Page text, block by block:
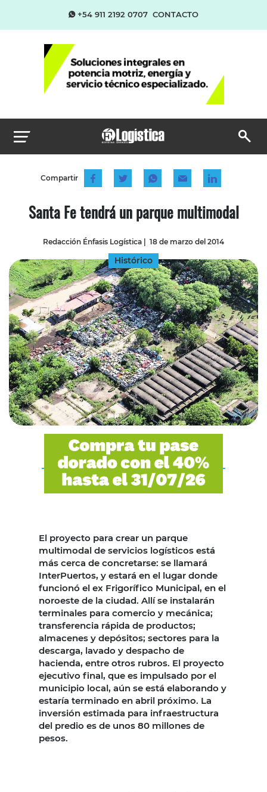
+54 911 2192 0707 CONTACTO
Compartir
Santa Fe tendrá un parque multimodal
Redacción Énfasis Logística | 18 de marzo del 2014
Histórico
El proyecto para crear un parque
multimodal de servicios logísticos está
más cerca de concretarse: se llamará
InterPuertos, y estará en el lugar donde
funcionó el ex Frigorífico Municipal, en el
noroeste de la ciudad. Allí se instalarán
terminales para comercio y mecánica;
transferencia rápida de productos;
almacenes y depósitos; sectores para la
descarga, lavado y despacho de
hacienda, entre otros rubros. El proyecto
ejecutivo final, que es impulsado por el
municipio local, aún se está elaborando y
estaría terminado en abril próximo. La
inversión estimada para infraestructura
del predio es de unos 80 millones de
pesos.